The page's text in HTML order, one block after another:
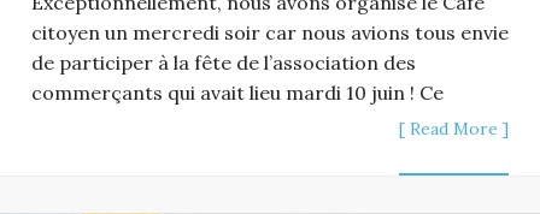
citoyen un mercredi soir car nous avions tous envie
de participer à la fête de l’association des
commerçants qui avait lieu mardi 10 juin ! Ce
[ Read More ]